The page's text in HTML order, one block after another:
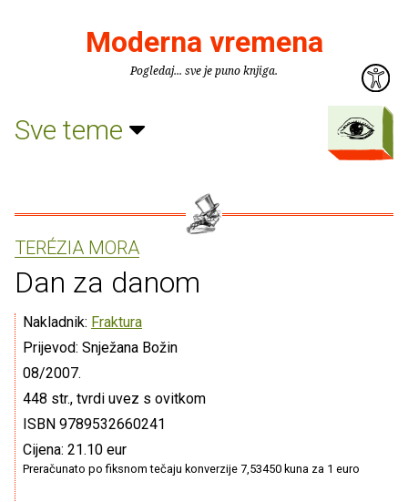
Moderna vremena
Pogledaj... sve je puno knjiga.
Sve teme
TERÉZIA MORA
Dan za danom
Nakladnik: Fraktura
Prijevod: Snježana Božin
08/2007.
448 str., tvrdi uvez s ovitkom
ISBN 9789532660241
Cijena: 21.10 eur
Preračunato po fiksnom tečaju konverzije 7,53450 kuna za 1 euro